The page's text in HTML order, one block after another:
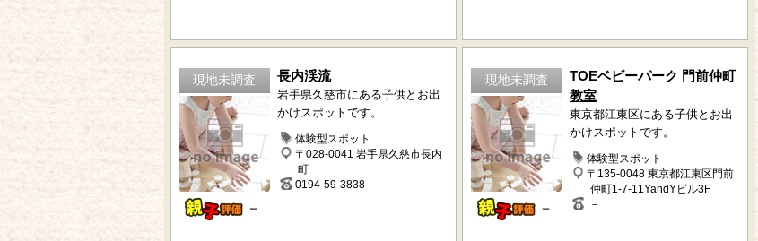
現地未調査
－
長内渓流
岩手県久慈市にある子供とお出
かけスポットです。
体験型スポット
〒028-0041 岩手県久慈市長内
町
0194-59-3838
現地未調査
－
TOEベビーパーク 門前仲町
教室
東京都江東区にある子供とお出
かけスポットです。
体験型スポット
〒135-0048 東京都江東区門前
仲町1-7-11YandYビル3F
－